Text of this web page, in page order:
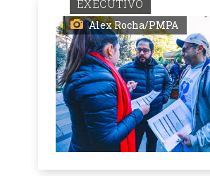
EXECUTIVO
Alex Rocha/PMPA